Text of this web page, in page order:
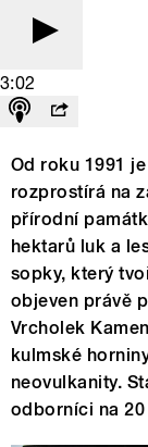
3:02
Od roku 1991
rozprostírá na
přírodní
hektarů luk a
sopky, který
objeven právě
Vrcholek
kulmské
neovulkanity.
odborníci na